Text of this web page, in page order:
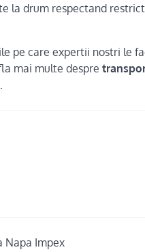
la drum respectand
pe care expertii nostri le
mai multe despre
Napa Impex